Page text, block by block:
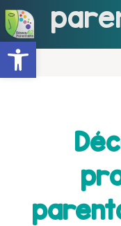
Ouvrir la barre d’outils